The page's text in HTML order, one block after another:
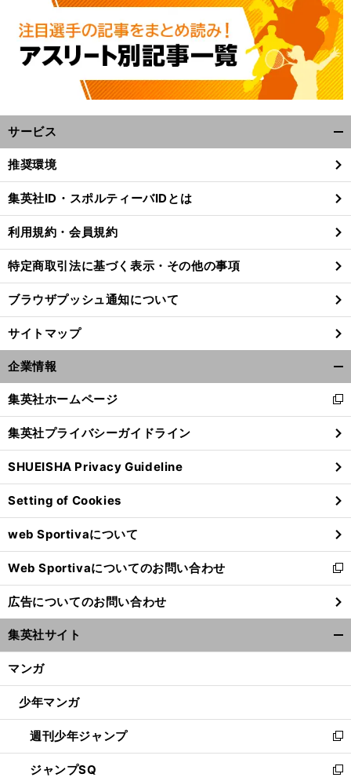
へ
サービス
閉
る
推奨環境
集英社ID・スポルティーバIDとは
利用規約・会員規約
特定商取引法に基づく表示・その他の事項
ブラウザプッシュ通知について
サイトマップ
企業情報
閉
る
集英社ホームページ
新
し
い
ウ
ィ
ン
ド
ウ
で
開
く
集英社プライバシーガイドライン
SHUEISHA Privacy Guideline
Setting of Cookies
web Sportivaについて
Web Sportivaについてのお問い合わせ
新
し
い
ウ
ィ
ン
ウ
開
く
広告についてのお問い合わせ
集英社サイト
マンガ
少年マンガ
週刊少年ジャンプ
新
し
い
ジャンプSQ
新